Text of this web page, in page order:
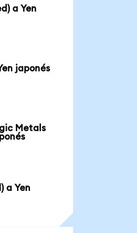
a Yen
japonés
Metals
a Yen